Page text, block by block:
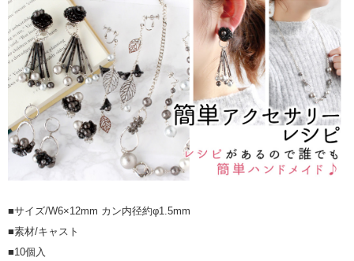
■サイズ/W6×12mm カン内径約φ1.5mm
■素材/キャスト
■10個入